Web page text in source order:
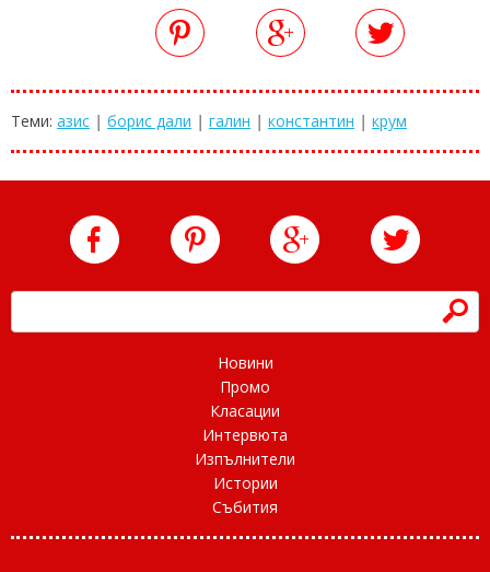
Теми: азис | борис дали | галин | константин | крум
h
Новини
Промо
Класации
Интервюта
Изпълнители
Истории
Събития